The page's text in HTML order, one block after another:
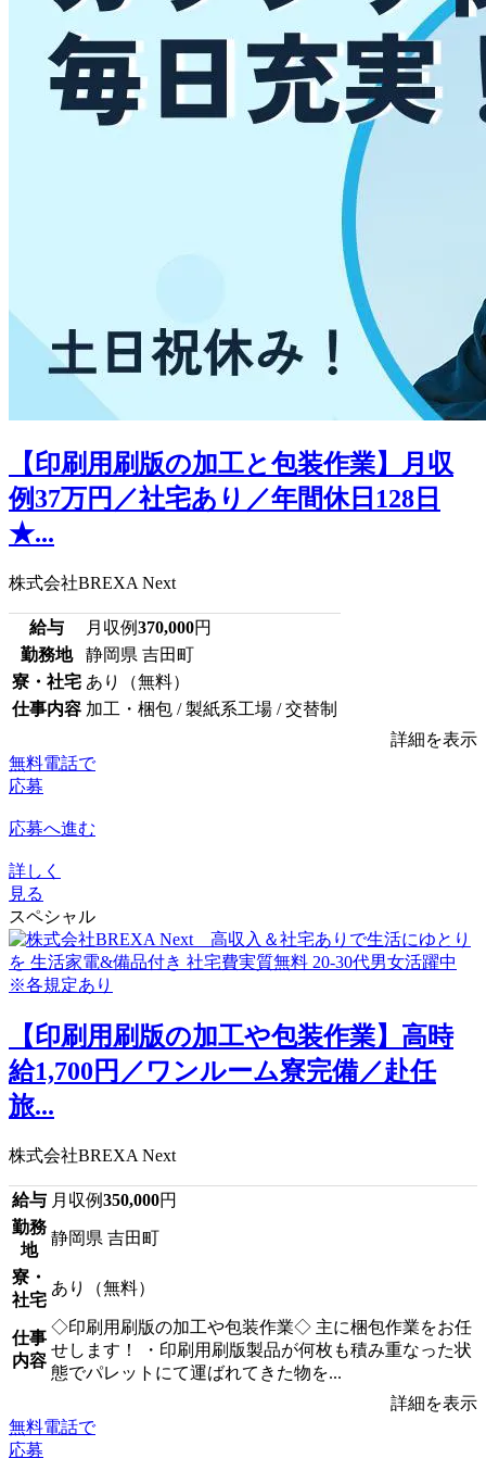
【印刷用刷版の加工と包装作業】月収
例37万円／社宅あり／年間休日128日
★...
株式会社BREXA Next
給与 月収例370,000円
勤務地
静岡県 吉田町
寮・社宅 あり（無料）
仕事内容 加工・梱包 / 製紙系工場 / 交替制
詳細を表示
無料電話で
応募
応募へ進む
詳しく
見る
スペシャル
【印刷用刷版の加工や包装作業】高時
給1,700円／ワンルーム寮完備／赴任
旅...
株式会社BREXA Next
給与 月収例350,000円
勤務
地
静岡県 吉田町
寮・
社宅
あり（無料）
仕事
内容
◇印刷用刷版の加工や包装作業◇ 主に梱包作業をお任
せします！ ・印刷用刷版製品が何枚も積み重なった状
態でパレットにて運ばれてきた物を...
詳細を表示
無料電話で
応募